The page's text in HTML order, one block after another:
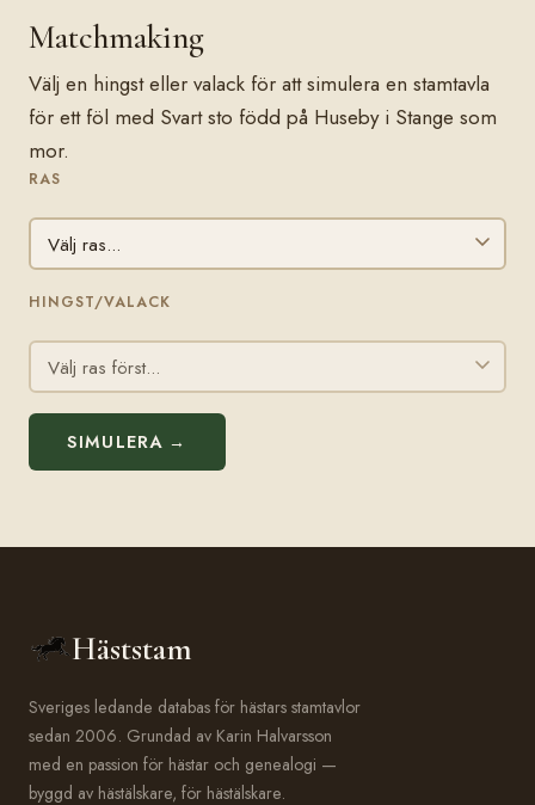
Matchmaking
Välj en hingst eller valack för att simulera en stamtavla
för ett föl med Svart sto född på Huseby i Stange som
mor.
RAS
HINGST/VALACK
SIMULERA →
Häststam
Sveriges ledande databas för hästars stamtavlor
sedan 2006. Grundad av Karin Halvarsson
med en passion för hästar och genealogi —
byggd av hästälskare, för hästälskare.